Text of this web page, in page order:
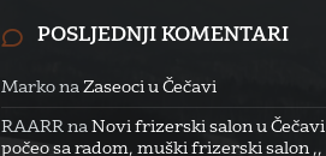
POSLJEDNJI KOMENTARI
Marko naZaseoci u Čečavi
RAARR naNovi frizerski salon u Čečavi
počeo sa radom, muški frizerski salon ,,